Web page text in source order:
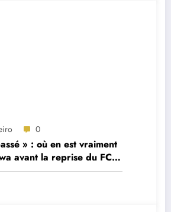
0
» : où en est vraiment
avant la reprise du FC